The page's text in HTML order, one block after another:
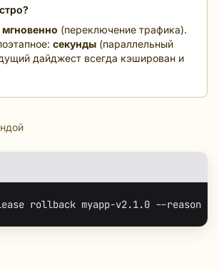
мгновенно (переключение трафика).
секунды (параллельный
дайджест всегда кэширован и